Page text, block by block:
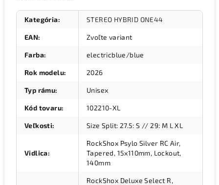
Kategória: STEREO HYBRID ONE44
EAN: Zvoľte variant
Farba: electricblue/blue
Rok modelu: 2026
Typ rámu: Unisex
Kód tovaru: 102210-XL
Veľkosti: Size Split: 27.5: S // 29: M L XL
Vidlica:
RockShox Psylo Silver RC Air,
Tapered, 15x110mm, Lockout,
140mm
RockShox Deluxe Select R,